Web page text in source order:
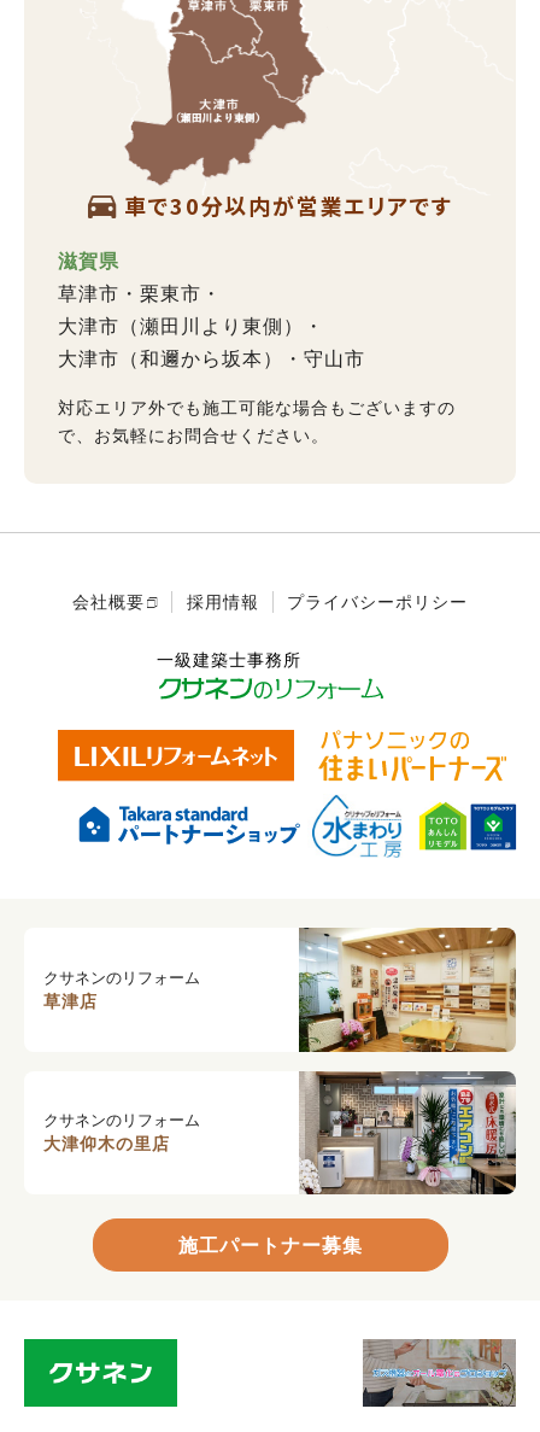
車で30分以内が営業エリアです
滋賀県
草津市
栗東市
大津市（瀬田川より東側）
大津市（和邇から坂本）
守山市
対応エリア外でも施工可能な場合もございますの
で、お気軽にお問合せください。
会社概要 採用情報 プライバシーポリシー
クサネンのリフォーム
草津店
クサネンのリフォーム
大津仰木の里店
施工パートナー募集